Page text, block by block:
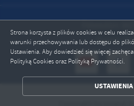
Online: 26
Strona korzysta z plików cookies w celu
warunki przechowywania lub dostępu do
Ustawienia. Aby dowiedzieć się więcej
Polityką Cookies oraz Polityką Prywatności.
USTAWIENIA
ZAPISZ